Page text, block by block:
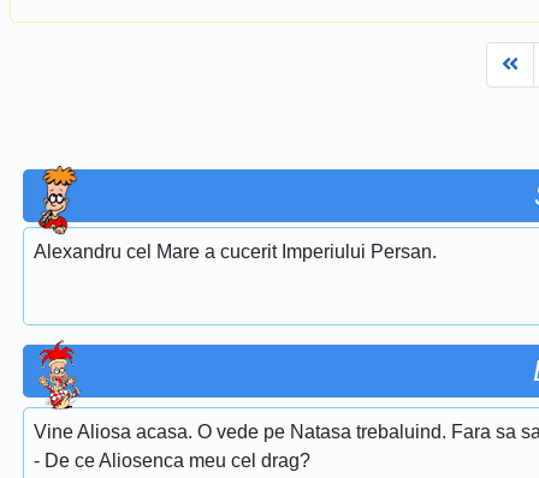
Alexandru cel Mare a cucerit Imperiului Persan.
Vine Aliosa acasa. O vede pe Natasa trebaluind. Fara sa
- De ce Aliosenca meu cel drag?